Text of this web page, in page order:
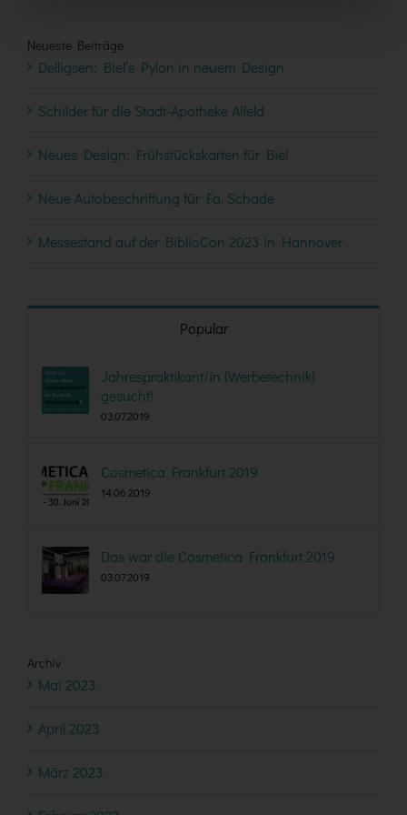
Neueste Beiträge
Delligsen: Biel’s Pylon in neuem Design
Schilder für die Stadt-Apotheke Alfeld
Neues Design: Frühstückskarten für Biel
Neue Autobeschriftung für Fa. Schade
Messestand auf der BiblioCon 2023 in Hannover
Popular
Jahrespraktikant/in (Werbetechnik)
gesucht!
03.07.2019
Cosmetica Frankfurt 2019
14.06.2019
Das war die Cosmetica Frankfurt 2019
03.07.2019
Archiv
Mai 2023
April 2023
März 2023